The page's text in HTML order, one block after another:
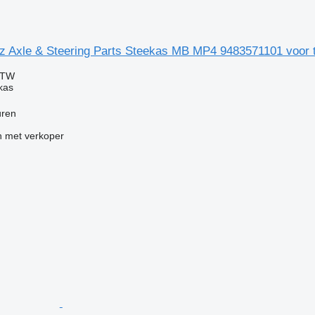
Axle & Steering Parts Steekas MB MP4 9483571101 voor
met verkoper